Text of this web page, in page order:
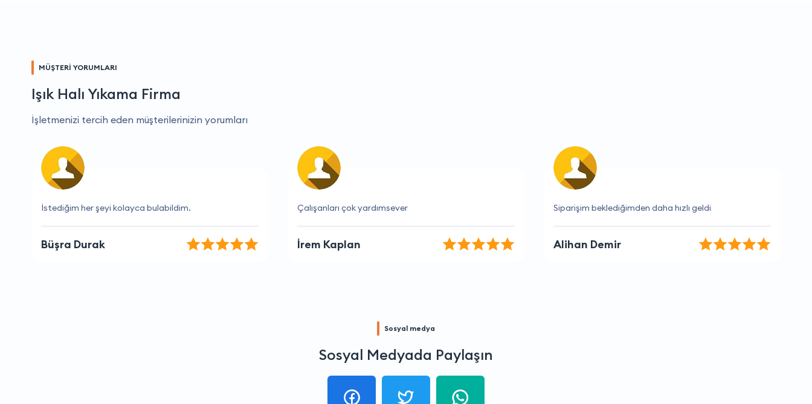
MÜŞTERİ YORUMLARI
Işık Halı Yıkama Firma
İşletmenizi tercih eden müşterilerinizin yorumları
Çalışanları çok yardımsever
İrem Kaplan
Siparişim beklediğimden daha hızlı geldi
Alihan Demir
İstediğim her şeyi kolayca bulabildim.
Büşra Durak
Sosyal medya
Sosyal Medyada Paylaşın